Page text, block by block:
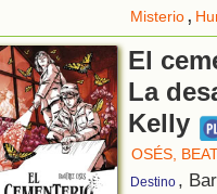
Misterio,
El
La
Kelly
OSÉS,
Destino ,